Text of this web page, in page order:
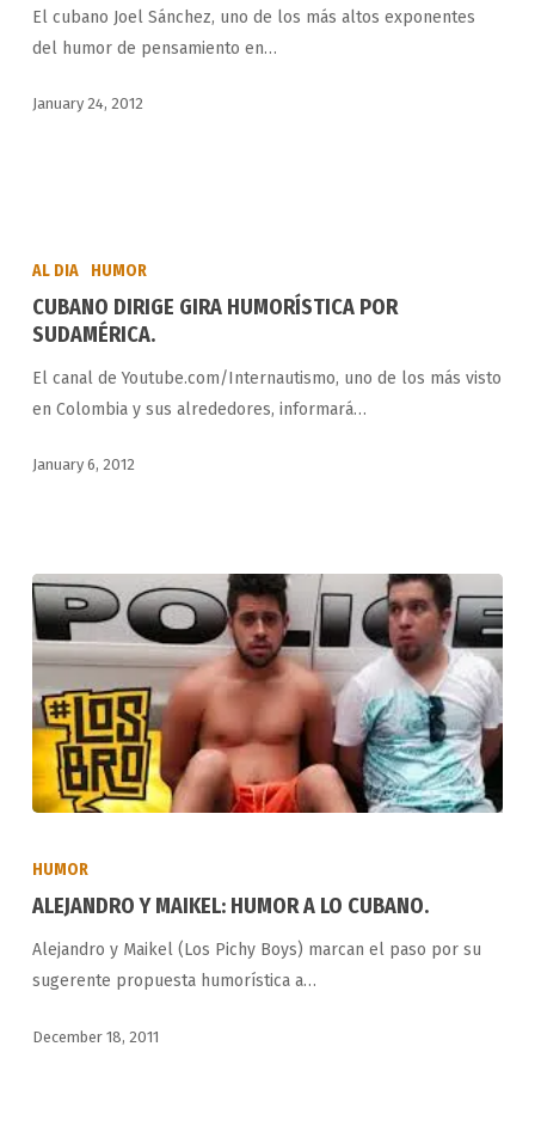
El cubano Joel Sánchez, uno de los más altos exponentes
del humor de pensamiento en…
January 24, 2012
HUMORÍSTICA
SUDAMÉRICA.
AL DIA HUMOR
CUBANO DIRIGE GIRA HUMORÍSTICA POR
SUDAMÉRICA.
El canal de Youtube.com/Internautismo, uno de los más visto
en Colombia y sus alrededores, informará…
January 6, 2012
Y
HUMOR
A
LO
HUMOR
ALEJANDRO Y MAIKEL: HUMOR A LO CUBANO.
Alejandro y Maikel (Los Pichy Boys) marcan el paso por su
sugerente propuesta humorística a…
December 18, 2011